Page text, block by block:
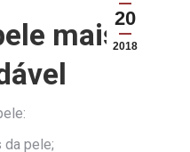
20
2018
mais
da pele;